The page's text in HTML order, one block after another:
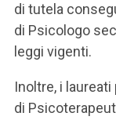
di tutela
di Psicologo
leggi vigenti.
Inoltre, i
di